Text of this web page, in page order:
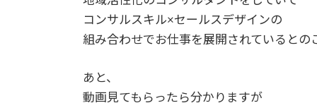
コンサルスキル×セールスデザインの
組み合わせでお仕事を展開されているとの
あと、
動画見てもらったら分かりますが